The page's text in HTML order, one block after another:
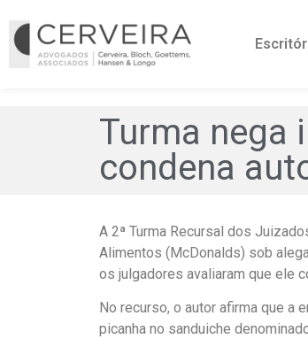
Turma nega
condena
A 2ª Turma Recursal dos
Alimentos (McDonalds) sob
os julgadores avaliaram que ele
No recurso, o autor afirma que
picanha no sanduiche